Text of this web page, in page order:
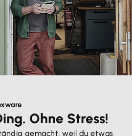
Ohne Stress!
gemacht, weil du etwas